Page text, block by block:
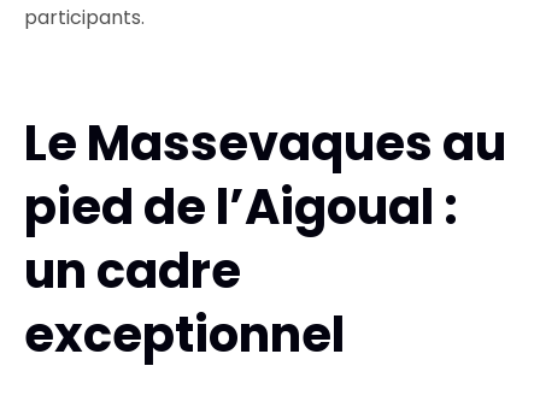
participants.
Le Massevaques au
pied de l’Aigoual :
un cadre
exceptionnel